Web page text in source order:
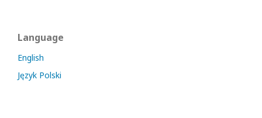
Language
English
Język Polski